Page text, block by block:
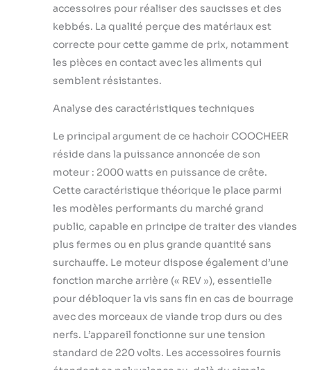
Il suffit d'essuyer
le bloc moteur
humide.
(Important : Ne
Utilisation Simple :
boutons - ON
(Marche), OFF
(Arrêt) et R
La fonction inverse
pratique débloque
les aliments
coincés et permet
une reprise rapide
du travail.
accessoires pour réaliser des saucisses et des
kebbés. La qualité perçue des matériaux est
correcte pour cette gamme de prix, notamment
les pièces en contact avec les aliments qui
semblent résistantes.
Analyse des caractéristiques techniques
Le principal argument de ce hachoir COOCHEER
réside dans la puissance annoncée de son
moteur : 2000 watts en puissance de crête.
Cette caractéristique théorique le place parmi
les modèles performants du marché grand
public, capable en principe de traiter des viandes
plus fermes ou en plus grande quantité sans
surchauffe. Le moteur dispose également d’une
fonction marche arrière (« REV »), essentielle
pour débloquer la vis sans fin en cas de bourrage
avec des morceaux de viande trop durs ou des
nerfs. L’appareil fonctionne sur une tension
standard de 220 volts. Les accessoires fournis